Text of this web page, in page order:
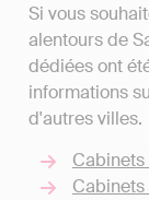
Si vous
alentours de
dédiées ont
informations
d'autres villes.